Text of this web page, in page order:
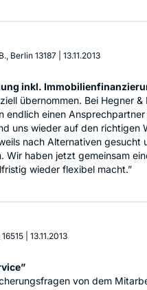
Berlin 13187 13.11.2013
inkl.
übernommen. Bei Hegner
endlich einen
uns wieder auf den richtigen
nach Alternativen gesucht
Wir haben jetzt gemeinsam
wieder flexibel macht.”
13.11.2013
von dem